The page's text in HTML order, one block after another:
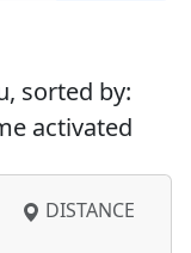
sorted by:
activated
DISTANCE